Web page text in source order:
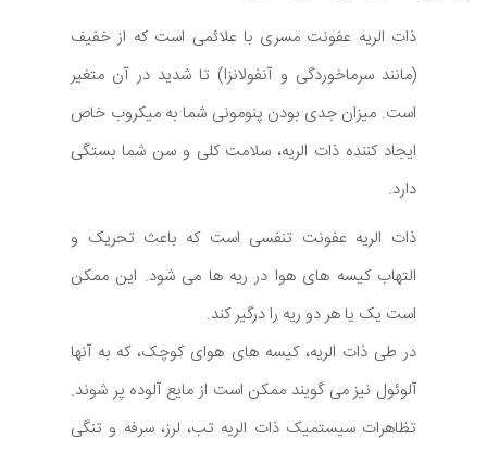
ذات الریه عفونت مسری با علائمی است که از خفیف
(مانند سرماخوردگی و آنفولانزا) تا شدید در آن متغیر
است. میزان جدی بودن پنومونی شما به میکروب خاص
ایجاد کننده ذات الریه، سلامت کلی و سن شما بستگی
دارد.
ذات الریه عفونت تنفسی است که باعث تحریک و
التهاب کیسه های هوا در ریه ها می شود. این ممکن
است یک یا هر دو ریه را درگیر کند.
در طی ذات الریه، کیسه های هوای کوچک، که به آنها
آلوئول نیز می گویند ممکن است از مایع آلوده پر شوند.
تظاهرات سیستمیک ذات الریه تب، لرز، سرفه و تنگی